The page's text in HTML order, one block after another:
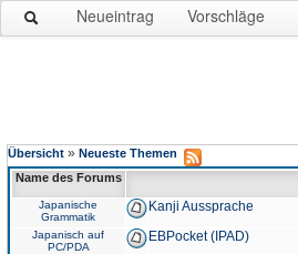
Neueintrag Vorschläge
Übersicht » Neueste Themen
Name des Forums
Japanische
Grammatik
Kanji Aussprache
Japanisch auf
PC/PDA
EBPocket (IPAD)